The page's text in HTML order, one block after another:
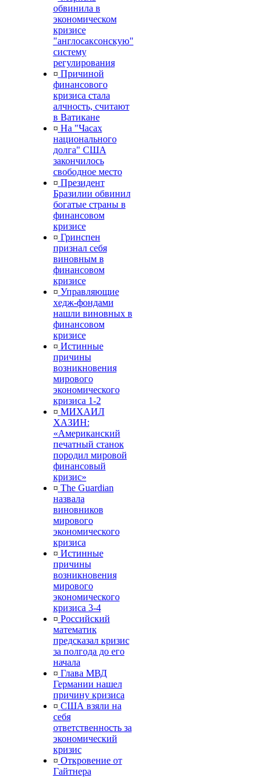
обвинила в
экономическом
кризисе
"англосаксонскую"
систему
регулирования
¤ Причиной
финансового
кризиса стала
алчность, считают
в Ватикане
¤ На "Часах
национального
долга" США
закончилось
свободное место
¤ Президент
Бразилии обвинил
богатые страны в
финансовом
кризисе
¤ Гринспен
признал себя
виновным в
финансовом
кризисе
¤ Управляющие
хедж-фондами
нашли виновных в
финансовом
кризисе
¤ Истинные
причины
возникновения
мирового
экономического
кризиса 1-2
¤ МИХАИЛ
ХАЗИН:
«Американский
печатный станок
породил мировой
финансовый
кризис»
¤ The Guardian
назвала
виновников
мирового
экономического
кризиса
¤ Истинные
причины
возникновения
мирового
экономического
кризиса 3-4
¤ Российский
математик
предсказал кризис
за полгода до его
начала
¤ Глава МВД
Германии нашел
причину кризиса
¤ США взяли на
себя
ответственность за
экономический
кризис
¤ Откровение от
Гайтнера